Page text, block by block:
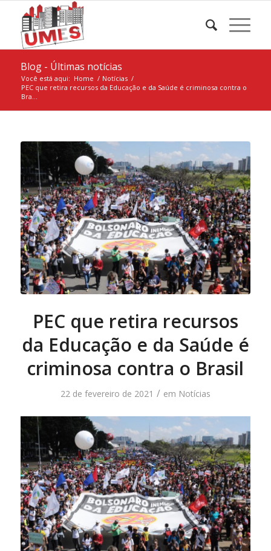
Blog - Últimas notícias
Você está aqui: Home / Notícias /
PEC que retira recursos da Educação e da Saúde é criminosa contra o
Bra...
PEC que retira recursos
da Educação e da Saúde é
criminosa contra o Brasil
22 de fevereiro de 2021 / em Notícias